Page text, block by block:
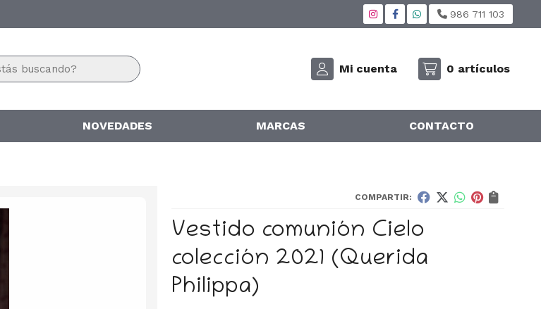
986 711 103
Mi cuenta 0 artículos
NOVEDADES MARCAS CONTACTO
COMPARTIR:
Vestido comunión Cielo
colección 2021 (Querida
Philippa)